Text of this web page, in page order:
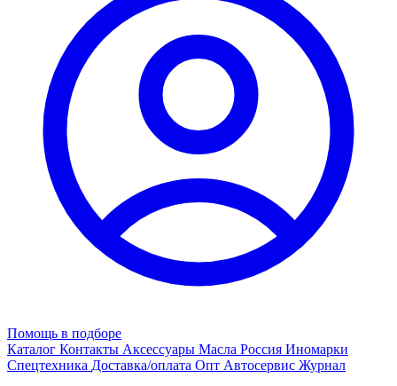
Помощь в подборе
Каталог Контакты Аксессуары Масла Россия Иномарки
Спецтехника Доставка/оплата Опт Автосервис Журнал